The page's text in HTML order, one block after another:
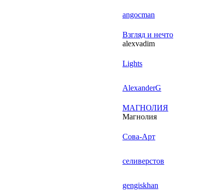
angocman
Взгляд и нечто
alexvadim
Lights
AlexanderG
МАГНОЛИЯ
Магнолия
Сова-Арт
селиверстов
gengiskhan